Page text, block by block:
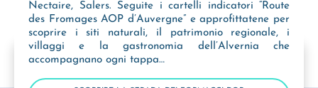
Nectaire, Salers. Seguite i cartelli indicatori “Route
des Fromages AOP d’Auvergne” e approfittatene per
scoprire i siti naturali, il patrimonio regionale, i
villaggi e la gastronomia dell’Alvernia che
accompagnano ogni tappa…